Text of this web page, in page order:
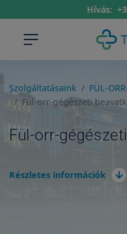
Hívás:
Szolgáltatásaink
FÜL-
Fül-orr-gégészeti
Fül-orr-
Részletes információk